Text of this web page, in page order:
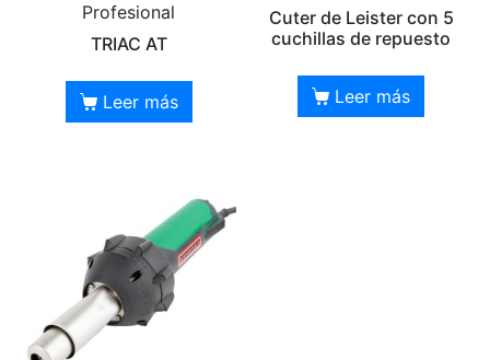
Profesional
TRIAC AT
Leer más
Cuter de Leister con 5
cuchillas de repuesto
Leer más